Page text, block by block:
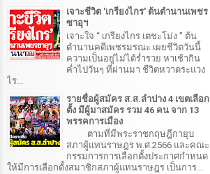
เจาะชีวิต 'เกรียงไกร' ต้นตำนานเพชร
ซาอุฯ
เจาะใจ “ เกรียงไกร เตชะโม่ง ” ต้น
ตำนานคดีเพชรมรณะ เผยชีวิตวันนี้
ความเป็นอยู่ไม่ได้ร่ำรวย หาเช้ากิน
ค่ำไปวันๆ ที่ผ่านมา ชีวิตหวาดระแวง
ไร...
รายชื่อผู้สมัคร ส.ส.ลำปาง 4 เขตเลือก
ตั้ง มีผู้มาสมัคร รวม 46 คน จาก 13
พรรคการเมือง
ตามที่มีพระราชกฤษฎีกายุบ
สภาผู้แทนราษฎร พ.ศ.2566 และคณะ
กรรมการการเลือกตั้งประกาศกำหนด
ให้มีการเลือกตั้งสมาชิกสภาผู้แทนราษฎร เป็นการ...